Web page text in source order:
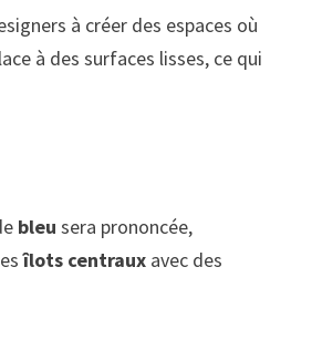
à créer des espaces où
à des surfaces lisses, ce qui
bleu sera prononcée,
îlots centraux avec des